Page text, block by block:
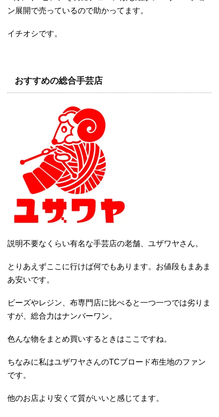
ン展開で売っているので助かってます。
イチオシです。
おすすめの総合手芸店
説明不要なくらい有名な手芸店の老舗、ユザワヤさん。
とりあえずここに行けば何でもあります。お値段もまあま
あ安いです。
ビーズやレジン、布専門店に比べると一つ一つでは劣りま
すが、総合力はナンバーワン。
色んな物をまとめ買いするときはここですね。
ちなみに私はユザワヤさんのTCブロード布生地のファン
です。
他のお店より安くて質がいいと感じてます。